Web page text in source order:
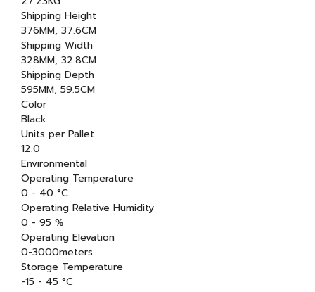
Shipping Height
376MM, 37.6CM
Shipping Width
328MM, 32.8CM
Shipping Depth
595MM, 59.5CM
Color
Black
Units per Pallet
12.0
Environmental
Operating Temperature
0 - 40 °C
Operating Relative Humidity
0 - 95 %
Operating Elevation
0-3000meters
Storage Temperature
-15 - 45 °C